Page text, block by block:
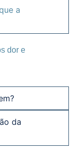
a
dor e
da